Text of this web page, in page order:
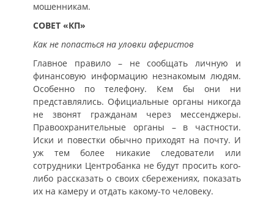
мошенникам.
СОВЕТ «КП»
Как не попасться на уловки аферистов
Главное правило – не сообщать личную и
финансовую информацию незнакомым людям.
Особенно по телефону. Кем бы они ни
представлялись. Официальные органы никогда
не звонят гражданам через мессенджеры.
Правоохранительные органы – в частности.
Иски и повестки обычно приходят на почту. И
уж тем более никакие следователи или
сотрудники Центробанка не будут просить кого-
либо рассказать о своих сбережениях, показать
их на камеру и отдать какому-то человеку.